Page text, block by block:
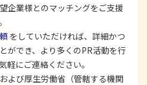
て
その利用の安全性を確保す
ィ対策を始めとする安全措
の不正アクセス、個人情報
等の的確な防止とセキュリ
企業様とのマッチングをご支援
をしていただければ、詳細かつ
ができ、より多くのPR活動を行
軽にご連絡ください。
よび厚生労働省（管轄する機関